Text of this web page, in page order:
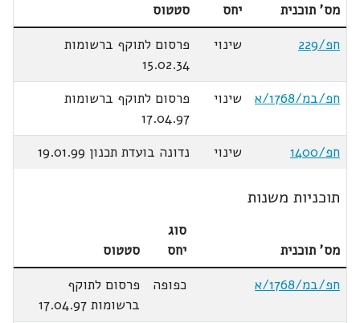
מס' תוכנית
יחס
סטטוס
חפ/229
שינוי
פרסום לתוקף ברשומות
15.02.34
חפ/במ/1768/א
שינוי
פרסום לתוקף ברשומות
17.04.97
חפ/1400
שינוי נדונה בועדת תכנון 19.01.99
תוכניות משנות
מס' תוכנית
סוג
יחס
סטטוס
חפ/במ/1768/א
כפופה
פרסום לתוקף
ברשומות 17.04.97